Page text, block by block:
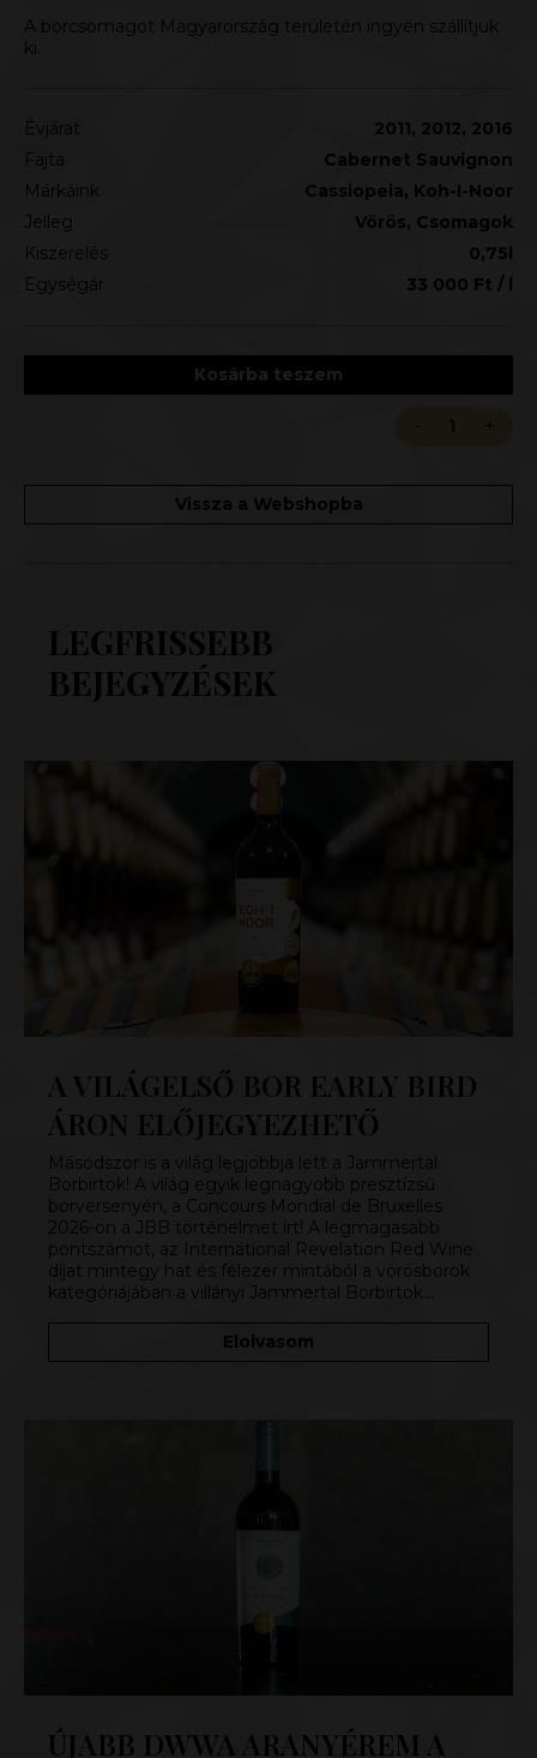
A borcsomagot Magyarország területén ingyen szállítjuk
ki.
Évjárat
2011, 2012, 2016
Fajta
Cabernet Sauvignon
Márkáink
Cassiopeia, Koh-I-Noor
Jelleg
Vörös, Csomagok
Kiszerelés
0,75l
Egységár
33 000 Ft / l
Kosárba teszem
Vissza a Webshopba
LEGFRISSEBB
BEJEGYZÉSEK
A VILÁGELSŐ BOR EARLY BIRD
ÁRON ELŐJEGYEZHETŐ
Másodszor is a világ legjobbja lett a Jammertal
Borbirtok! A világ egyik legnagyobb presztízsű
borversenyén, a Concours Mondial de Bruxelles
2026-on a JBB történelmet írt! A legmagasabb
pontszámot, az International Revelation Red Wine
díjat mintegy hat és félezer mintából a vörösborok
kategóriájában a villányi Jammertal Borbirtok…
Elolvasom
ÚJABB DWWA ARANYÉREM A